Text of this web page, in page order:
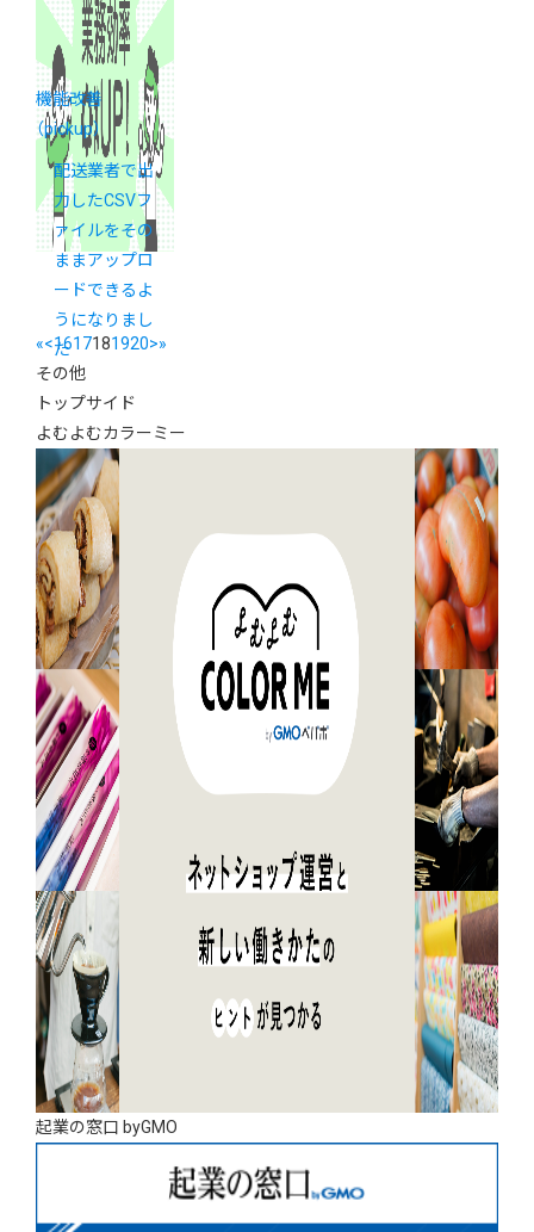
機能改善
（pickup）
配送業者で出
力したCSVフ
ァイルをその
ままアップロ
ードできるよ
うになりまし
た
«<1617181920>»
その他
トップサイド
よむよむカラーミー
起業の窓口 byGMO